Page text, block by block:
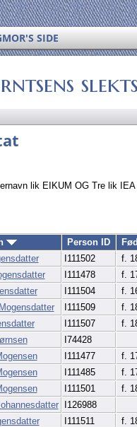
SIDE
lik EIKUM OG Tre lik IEA
Person ID
I111502 f.
I111478 f.
I111504 f.
I111509 f.
I111507 f.
I74428
I111477 f.
I111485 f.
I111501 f.
I126988
I111511 f.